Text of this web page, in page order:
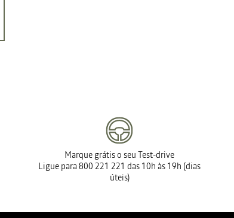
Marque grátis o seu Test-drive
Ligue para 800 221 221 das 10h às 19h (dias
úteis)